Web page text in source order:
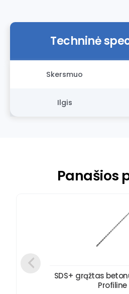
Techninė
Skersmuo
Ilgis
Panašios
SDS+ grąžtas
Profiline